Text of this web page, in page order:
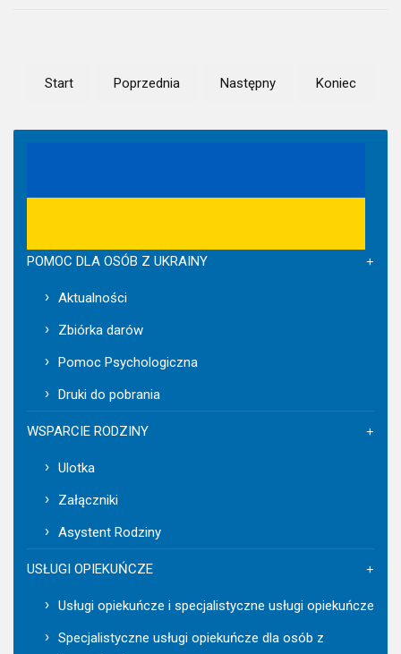
Start Poprzednia Następny Koniec
POMOC DLA OSÓB Z UKRAINY
Aktualności
Zbiórka darów
Pomoc Psychologiczna
Druki do pobrania
WSPARCIE RODZINY
Ulotka
Załączniki
Asystent Rodziny
USŁUGI OPIEKUŃCZE
Usługi opiekuńcze i specjalistyczne usługi opiekuńcze
Specjalistyczne usługi opiekuńcze dla osób z